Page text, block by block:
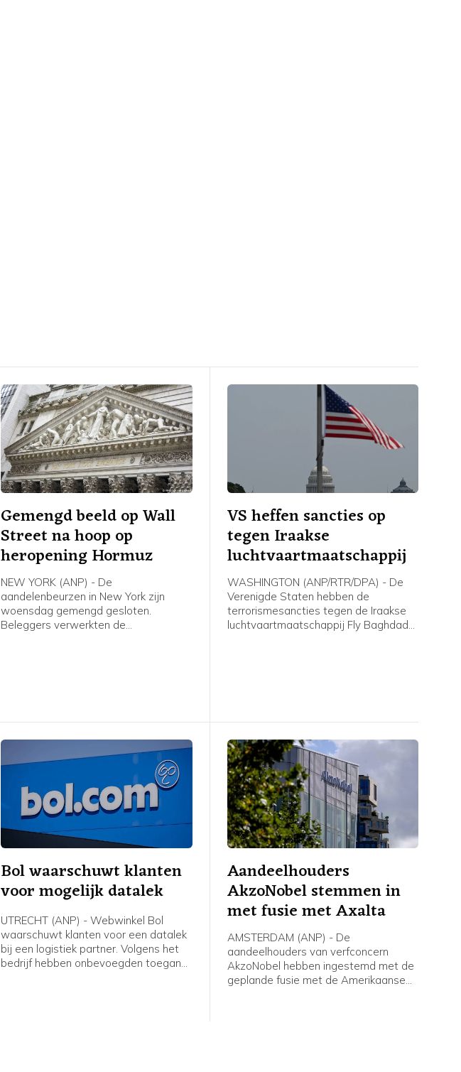
Gemengd beeld op Wall
Street na hoop op
heropening Hormuz
NEW YORK (ANP) - De
aandelenbeurzen in New York zijn
woensdag gemengd gesloten.
Beleggers verwerkten de
VS heffen sancties op
tegen Iraakse
luchtvaartmaatschappij
WASHINGTON (ANP/RTR/DPA) - De
Verenigde Staten hebben de
terrorismesancties tegen de Iraakse
luchtvaartmaatschappij Fly Baghdad
Bol waarschuwt klanten
voor mogelijk datalek
UTRECHT (ANP) - Webwinkel Bol
waarschuwt klanten voor een datalek
bij een logistiek partner. Volgens het
bedrijf hebben onbevoegden toegang
Aandeelhouders
AkzoNobel stemmen in
met fusie met Axalta
AMSTERDAM (ANP) - De
aandeelhouders van verfconcern
AkzoNobel hebben ingestemd met de
geplande fusie met de Amerikaanse